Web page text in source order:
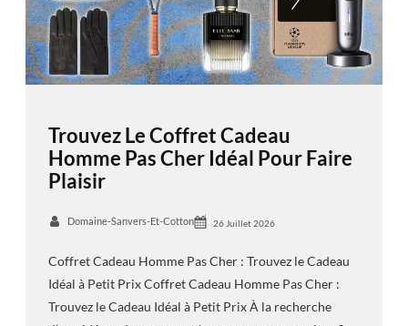
Trouvez Le Coffret Cadeau
Homme Pas Cher Idéal Pour Faire
Plaisir
Domaine-Sanvers-Et-Cotton 26 Juillet 2026
Coffret Cadeau Homme Pas Cher : Trouvez le Cadeau
Idéal à Petit Prix Coffret Cadeau Homme Pas Cher :
Trouvez le Cadeau Idéal à Petit Prix À la recherche